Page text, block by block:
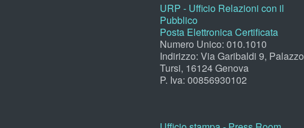
URP - Ufficio Relazioni con il
Pubblico
Posta Elettronica Certificata
Numero Unico: 010.1010
Indirizzo: Via Garibaldi 9, Palazzo
Tursi, 16124 Genova
P. Iva: 00856930102